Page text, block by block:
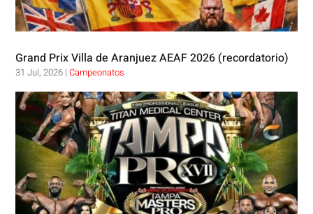
Grand Prix Villa de Aranjuez AEAF 2026 (recordatorio)
31 Jul, 2026 |Campeonatos